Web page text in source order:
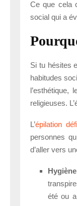
Ce que cela
social qui a
Si tu hésites
habitudes
l’esthétique,
religieuses.
L’épilation
personnes
d’aller vers
Hygiène
été ou